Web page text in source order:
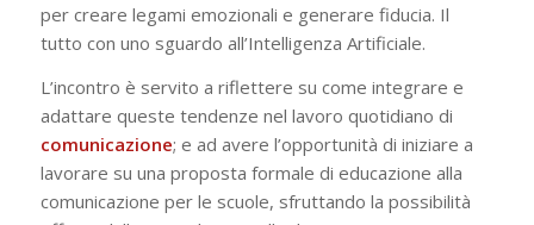
per creare legami emozionali e generare fiducia. Il
tutto con uno sguardo all’Intelligenza Artificiale.
L’incontro è servito a riflettere su come integrare e
adattare queste tendenze nel lavoro quotidiano di
comunicazione; e ad avere l’opportunità di iniziare a
lavorare su una proposta formale di educazione alla
comunicazione per le scuole, sfruttando la possibilità